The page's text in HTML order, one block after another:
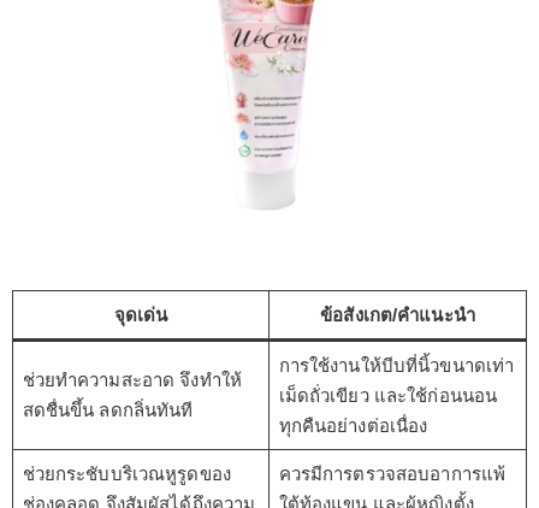
จุดเด่น ข้อสังเกต/คำแนะนำ
ช่วยทำความสะอาด จึงทำให้
สดชื่นขึ้น ลดกลิ่นทันที
การใช้งานให้บีบที่นิ้วขนาดเท่า
เม็ดถั่วเขียว และใช้ก่อนนอน
ทุกคืนอย่างต่อเนื่อง
ช่วยกระชับบริเวณหูรูดของ
ช่องคลอด จึงสัมผัสได้ถึงความ
ควรมีการตรวจสอบอาการแพ้
ใต้ท้องแขน และผู้หญิงตั้ง